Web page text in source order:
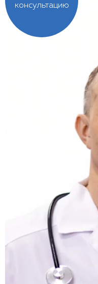
консультацию